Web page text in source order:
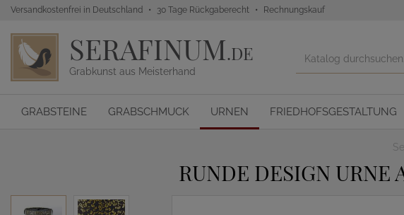
Versandkostenfrei in Deutschland 30 Tage Rückgaberecht Rechnungskauf
SERAFINUM.DE
Grabkunst aus Meisterhand
GRABSTEINE GRABSCHMUCK URNEN FRIEDHOFSGESTALTUNG
RUNDE DESIGN